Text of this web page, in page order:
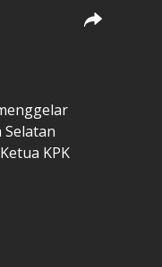
KPK